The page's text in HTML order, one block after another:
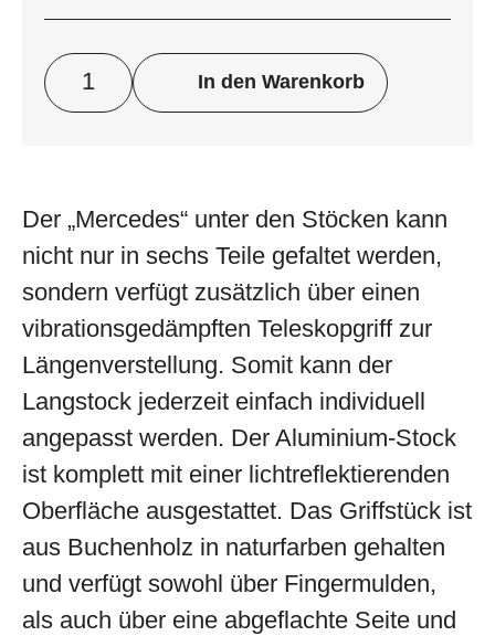
In den Warenkorb
Der „Mercedes“ unter den Stöcken kann
nicht nur in sechs Teile gefaltet werden,
sondern verfügt zusätzlich über einen
vibrationsgedämpften Teleskopgriff zur
Längenverstellung. Somit kann der
Langstock jederzeit einfach individuell
angepasst werden. Der Aluminium-Stock
ist komplett mit einer lichtreflektierenden
Oberfläche ausgestattet. Das Griffstück ist
aus Buchenholz in naturfarben gehalten
und verfügt sowohl über Fingermulden,
als auch über eine abgeflachte Seite und